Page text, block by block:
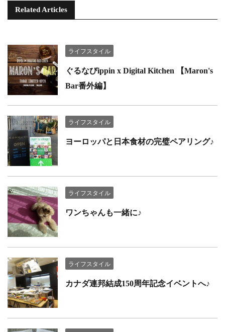
Related Articles
ライフスタイル
ぐるなびippin x Digital Kitchen 【Maron's
Bar番外編】
ライフスタイル
ヨーロッパと日本食材の完璧ペアリング♪
ライフスタイル
ワンちゃんも一緒に♪
ライフスタイル
カナダ連邦結成150周年記念イベントへ♪